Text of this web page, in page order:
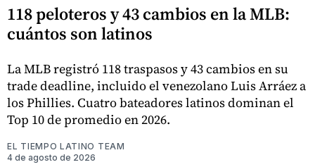
118 peloteros y 43 cambios en la MLB:
cuántos son latinos
La MLB registró 118 traspasos y 43 cambios en su
trade deadline, incluido el venezolano Luis Arráez a
los Phillies. Cuatro bateadores latinos dominan el
Top 10 de promedio en 2026.
EL TIEMPO LATINO TEAM
4 de agosto de 2026